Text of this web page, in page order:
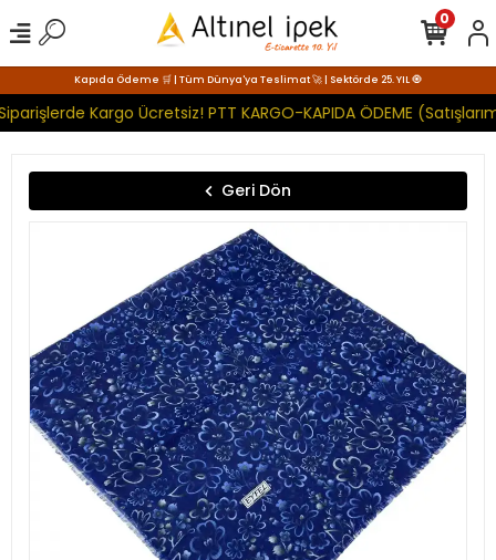
Kapıda Ödeme 🛒 | Tüm Dünya'ya Teslimat 🚀 | Sektörde 25. YIL 🧿
Kargo Ücretsiz! PTT KARGO-KAPIDA ÖDEME
0
Geri Dön